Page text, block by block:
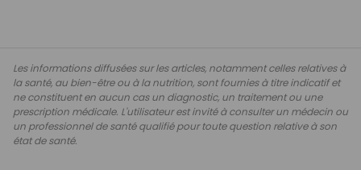
Les informations diffusées sur les articles, notamment celles relatives à
la santé, au bien-être ou à la nutrition, sont fournies à titre indicatif et
ne constituent en aucun cas un diagnostic, un traitement ou une
prescription médicale. L'utilisateur est invité à consulter un médecin ou
un professionnel de santé qualifié pour toute question relative à son
état de santé.